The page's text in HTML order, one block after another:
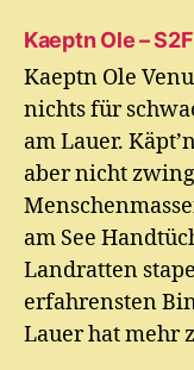
Kaeptn Ole –
Kaeptn Ole
nichts für
am Lauer.
aber nicht
am See
Landratten
erfahrensten
Lauer hat mehr